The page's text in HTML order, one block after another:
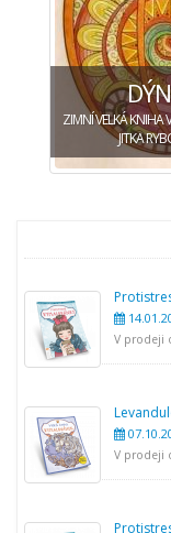
V prodeji
V prodeji
ZIMNÍ VELKÁ KNIHA
JITKA